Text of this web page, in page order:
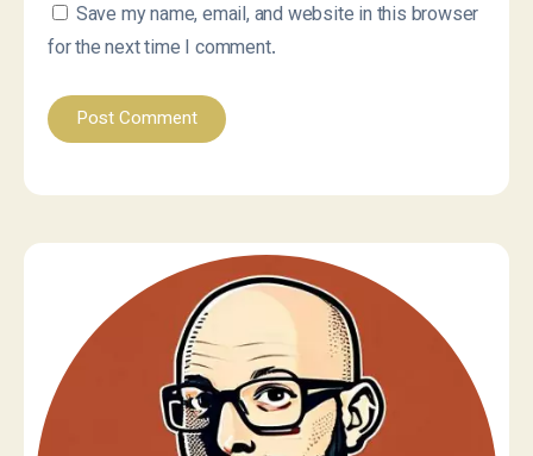
Save my name, email, and website in this browser
for the next time I comment.